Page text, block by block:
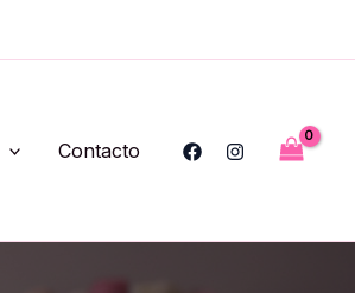
Contacto